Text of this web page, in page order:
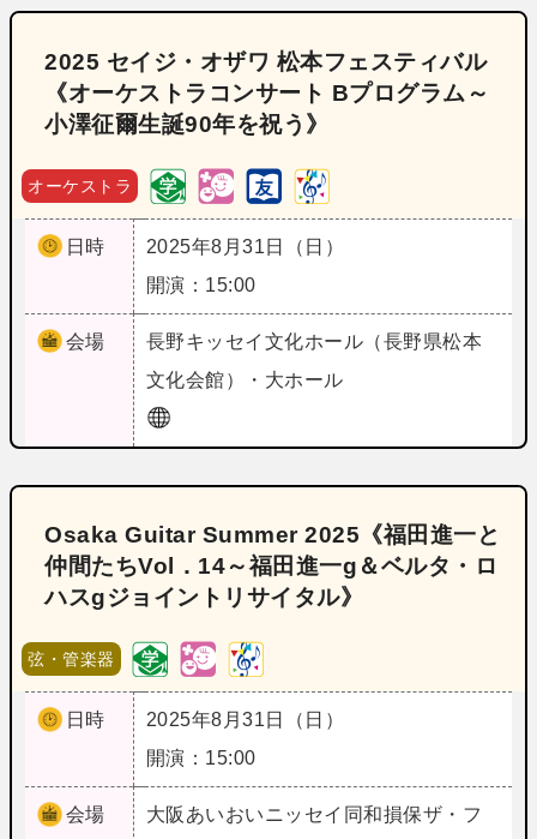
2025 セイジ・オザワ 松本フェスティバル
《オーケストラコンサート Bプログラム～
小澤征爾生誕90年を祝う》
オーケストラ
日時
2025年8月31日（日）
開演：15:00
会場 長野キッセイ文化ホール（長野県松本
文化会館）・大ホール
Osaka Guitar Summer 2025《福田進一と
仲間たちVol．14～福田進一g＆ベルタ・ロ
ハスgジョイントリサイタル》
弦・管楽器
日時
2025年8月31日（日）
開演：15:00
会場 大阪 あいおいニッセイ同和損保ザ・フ